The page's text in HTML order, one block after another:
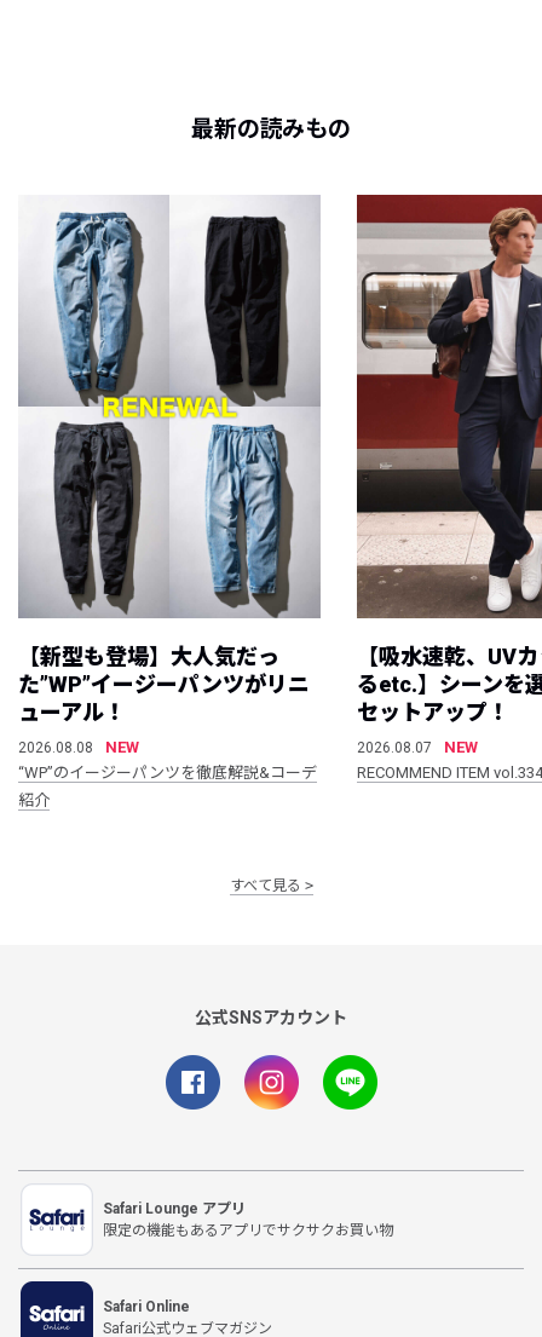
最新の読みもの
【新型も登場】大人気だっ
た”WP”イージーパンツがリニ
ューアル！
2026.08.08
NEW
“WP”のイージーパンツを徹底解説&コーデ
紹介
【吸水速乾、UV
るetc.】シーンを
セットアップ！
2026.08.07
NEW
RECOMMEND ITEM vol.334
すべて見る
公式SNSアカウント
Safari Lounge アプリ
限定の機能もあるアプリでサクサクお買い物
Safari Online
Safari公式ウェブマガジン